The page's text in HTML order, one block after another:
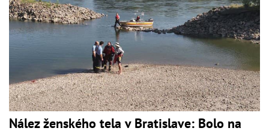
Nález ženského tela v Bratislave: Bolo na